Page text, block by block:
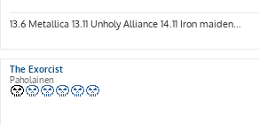
13.6 Metallica 13.11 Unholy Alliance 14.11 Iron maiden...
The Exorcist
Paholainen